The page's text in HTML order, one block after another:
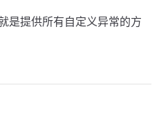
是提供所有自定义异常的方